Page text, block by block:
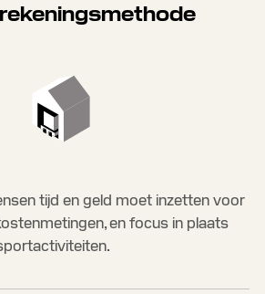
tijd en geld moet inzetten voor
en focus in plaats